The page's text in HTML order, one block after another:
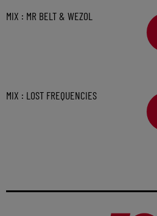
MIX : MR BELT & WEZOL
MIX : LOST FREQUENCIES